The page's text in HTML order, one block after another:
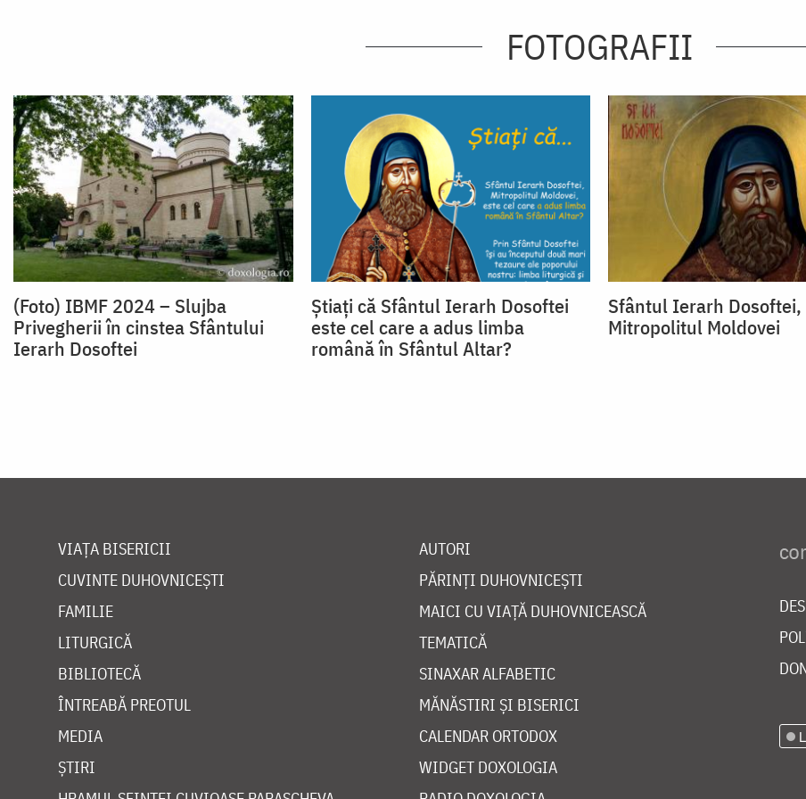
FOTOGRAFII
(Foto) IBMF 2024 – Slujba
Privegherii în cinstea Sfântului
Ierarh Dosoftei
Știați că Sfântul Ierarh Dosoftei
este cel care a adus limba
română în Sfântul Altar?
Sfântul Ierarh Dosoftei,
Mitropolitul Moldovei
VIAȚA BISERICII
CUVINTE DUHOVNICEȘTI
FAMILIE
LITURGICĂ
BIBLIOTECĂ
ÎNTREABĂ PREOTUL
MEDIA
ȘTIRI
AUTORI
PĂRINȚI DUHOVNICEȘTI
MAICI CU VIAȚĂ DUHOVNICEASCĂ
TEMATICĂ
SINAXAR ALFABETIC
MĂNĂSTIRI ȘI BISERICI
CALENDAR ORTODOX
WIDGET DOXOLOGIA